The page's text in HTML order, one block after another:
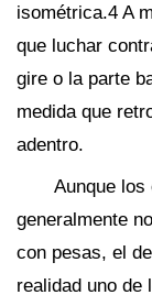
isométrica.4 A
que luchar
gire o la parte
medida que
adentro.
Aunque
generalmente
con pesas, el
realidad uno de